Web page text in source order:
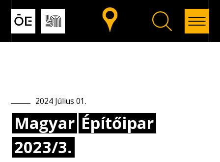
Vissza
2024 Július 01.
Magyar Építőipar
2023/3.